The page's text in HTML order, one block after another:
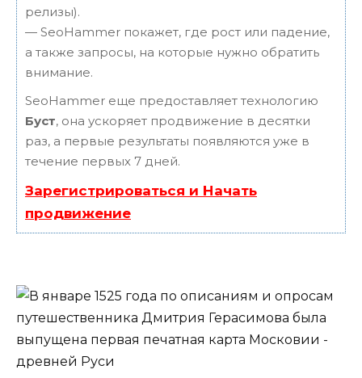
релизы).
— SeoHammer покажет, где рост или падение,
а также запросы, на которые нужно обратить
внимание.
SeoHammer еще предоставляет технологию
Буст, она ускоряет продвижение в десятки
раз, а первые результаты появляются уже в
течение первых 7 дней.
Зарегистрироваться и Начать
продвижение